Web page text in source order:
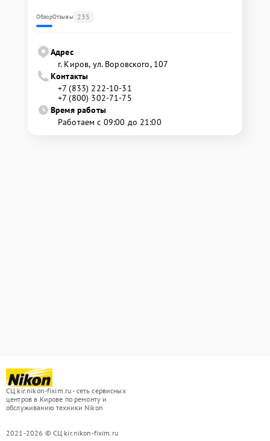
ОбзорОтзывы 235
Адрес
г. Киров, ул. Воровского, 107
Контакты
+7 (833) 222-10-31
+7 (800) 302-71-75
Время работы
Работаем с 09:00 до 21:00
СЦ kir.nikon-fixim.ru - сеть сервисных
центров в Кирове по ремонту и
обслуживанию техники Nikon
2021-2026 © СЦ kir.nikon-fixim.ru